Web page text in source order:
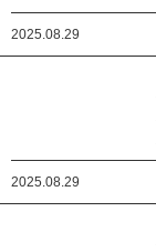
2025.08.29
2025.08.29